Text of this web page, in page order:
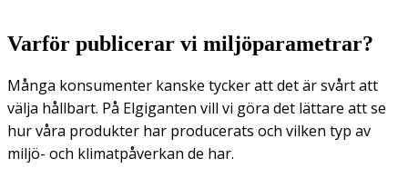
Varför publicerar vi miljöparametrar?
Många konsumenter kanske tycker att det är svårt att
välja hållbart. På Elgiganten vill vi göra det lättare att se
hur våra produkter har producerats och vilken typ av
miljö- och klimatpåverkan de har.